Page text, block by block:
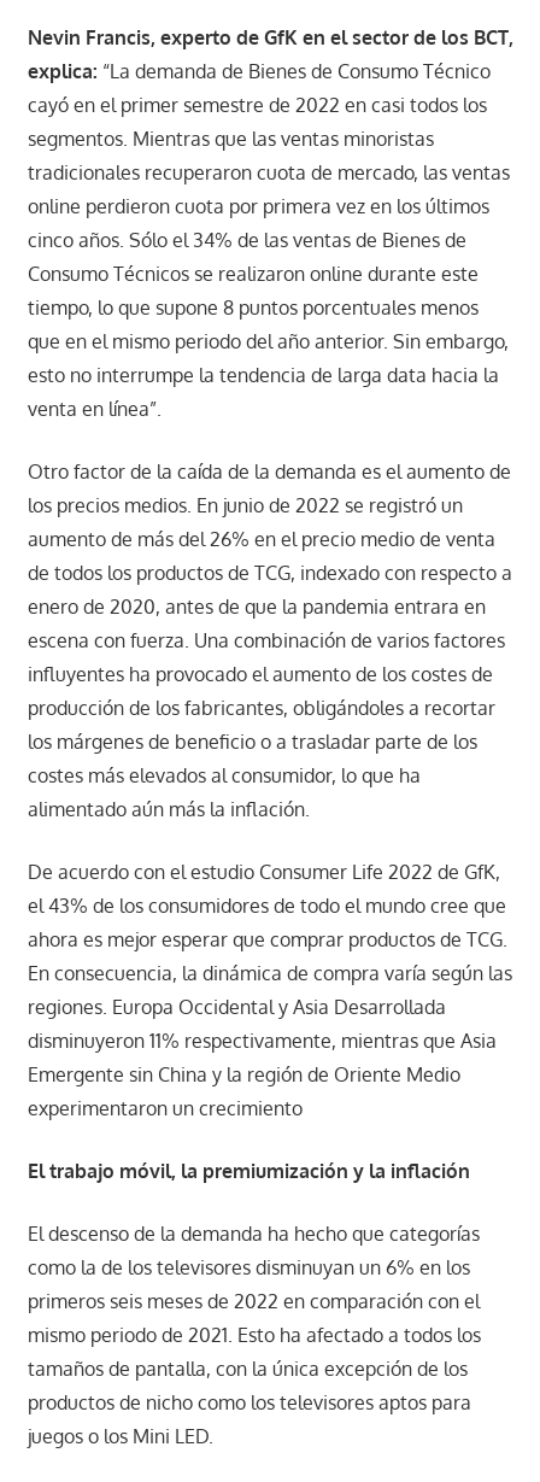
Nevin Francis, experto de GfK en el sector de los BCT,
explica: “La demanda de Bienes de Consumo Técnico
cayó en el primer semestre de 2022 en casi todos los
segmentos. Mientras que las ventas minoristas
tradicionales recuperaron cuota de mercado, las ventas
online perdieron cuota por primera vez en los últimos
cinco años. Sólo el 34% de las ventas de Bienes de
Consumo Técnicos se realizaron online durante este
tiempo, lo que supone 8 puntos porcentuales menos
que en el mismo periodo del año anterior. Sin embargo,
esto no interrumpe la tendencia de larga data hacia la
venta en línea”.
Otro factor de la caída de la demanda es el aumento de
los precios medios. En junio de 2022 se registró un
aumento de más del 26% en el precio medio de venta
de todos los productos de TCG, indexado con respecto a
enero de 2020, antes de que la pandemia entrara en
escena con fuerza. Una combinación de varios factores
influyentes ha provocado el aumento de los costes de
producción de los fabricantes, obligándoles a recortar
los márgenes de beneficio o a trasladar parte de los
costes más elevados al consumidor, lo que ha
alimentado aún más la inflación.
De acuerdo con el estudio Consumer Life 2022 de GfK,
el 43% de los consumidores de todo el mundo cree que
ahora es mejor esperar que comprar productos de TCG.
En consecuencia, la dinámica de compra varía según las
regiones. Europa Occidental y Asia Desarrollada
disminuyeron 11% respectivamente, mientras que Asia
Emergente sin China y la región de Oriente Medio
experimentaron un crecimiento
El trabajo móvil, la premiumización y la inflación
El descenso de la demanda ha hecho que categorías
como la de los televisores disminuyan un 6% en los
primeros seis meses de 2022 en comparación con el
mismo periodo de 2021. Esto ha afectado a todos los
tamaños de pantalla, con la única excepción de los
productos de nicho como los televisores aptos para
juegos o los Mini LED.